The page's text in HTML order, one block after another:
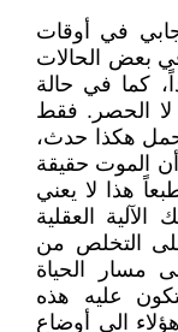
في أوقات
بعض الحالات
كما في حالة
لا الحصر. فقط
هكذا حدث،
أن الموت حقيقة
هذا لا يعني
الآلية العقلية
على التخلص من
مسار الحياة
عليه هذه
الى أوضاع